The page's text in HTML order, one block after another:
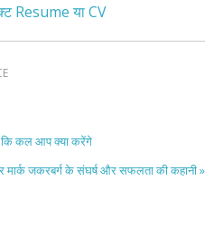
Resume या CV
कि कल आप क्या करेंगे
जकरबर्ग के संघर्ष और सफलता की कहानी »